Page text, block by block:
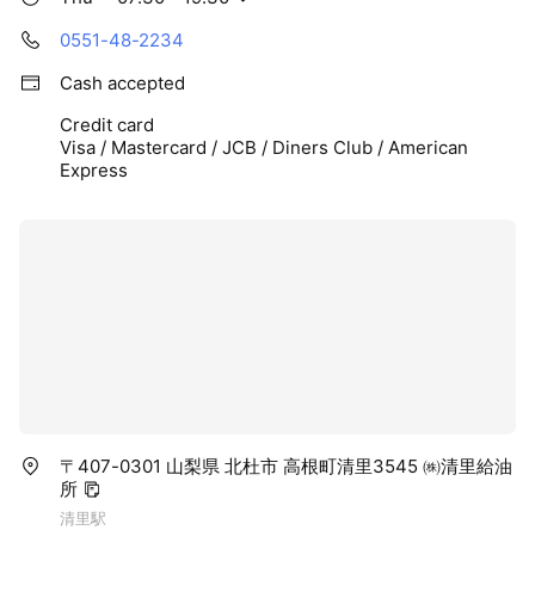
0551-48-2234
Cash accepted
Credit card
Visa / Mastercard / JCB / Diners Club / American
Express
〒407-0301 山梨県 北杜市 高根町清里3545 ㈱清里給油
所
清里駅